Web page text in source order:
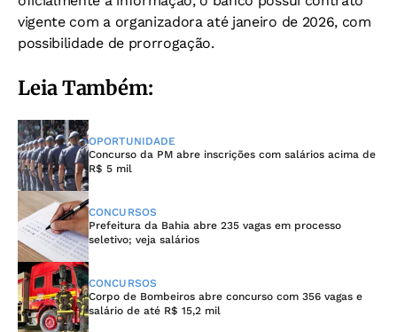
vigente com a organizadora até janeiro de 2026, com
possibilidade de prorrogação.
Leia Também:
OPORTUNIDADE
Concurso da PM abre inscrições com salários acima de
R$ 5 mil
CONCURSOS
Prefeitura da Bahia abre 235 vagas em processo
seletivo; veja salários
CONCURSOS
Corpo de Bombeiros abre concurso com 356 vagas e
salário de até R$ 15,2 mil